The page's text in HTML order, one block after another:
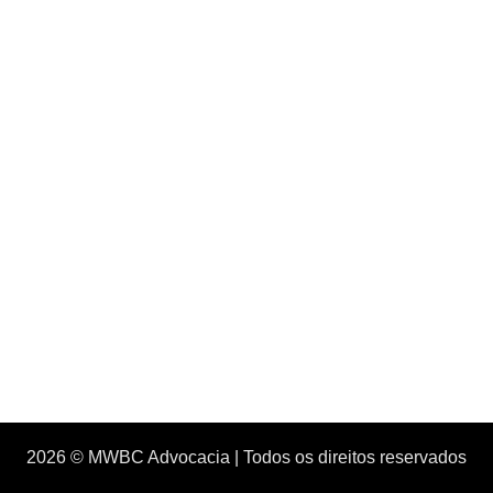
2026 © MWBC Advocacia | Todos os direitos reservados